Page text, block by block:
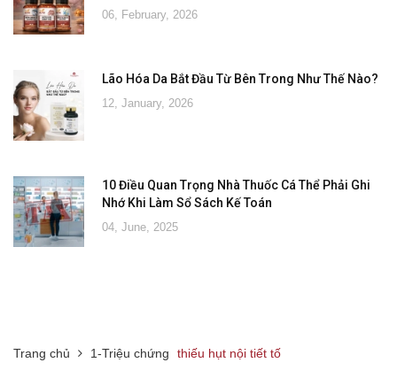
06, February, 2026
Lão Hóa Da Bắt Đầu Từ Bên Trong Như Thế Nào?
12, January, 2026
10 Điều Quan Trọng Nhà Thuốc Cá Thể Phải Ghi
Nhớ Khi Làm Sổ Sách Kế Toán
04, June, 2025
Trang chủ 1-Triệu chứng thiếu hụt nội tiết tố